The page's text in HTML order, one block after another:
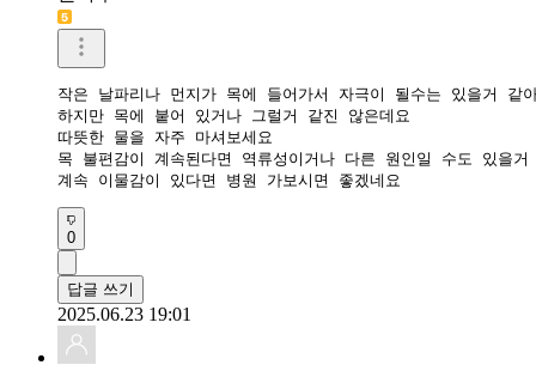
작은 날파리나 먼지가 목에 들어가서 자극이 될수는 있을거 같
하지만 목에 붙어 있거나 그럴거 같진 않은데요
따뜻한 물을 자주 마셔보세요
목 불편감이 계속된다면 역류성이거나 다른 원인일 수도 있을
계속 이물감이 있다면 병원 가보시면 좋겠네요
0
답글 쓰기
2025.06.23 19:01